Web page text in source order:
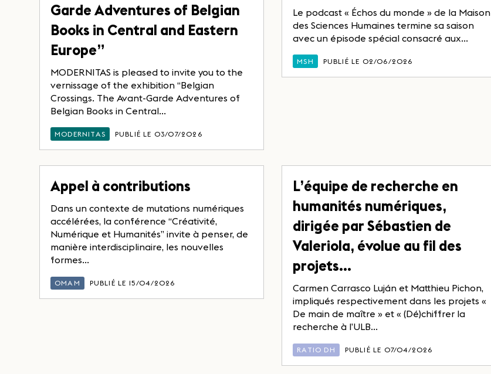
Garde Adventures of Belgian
Books in Central and Eastern
Europe”
MODERNITAS is pleased to invite you to the
vernissage of the exhibition “Belgian
Crossings. The Avant-Garde Adventures of
Belgian Books in Central...
MODERNITAS PUBLIÉ LE 03/07/2026
Le podcast « Échos du monde » de la Maison
des Sciences Humaines termine sa saison
avec un épisode spécial consacré aux...
MSH PUBLIÉ LE 02/06/2026
Appel à contributions
Dans un contexte de mutations numériques
accélérées, la conférence “Créativité,
Numérique et Humanités” invite à penser, de
manière interdisciplinaire, les nouvelles
formes...
OMAM PUBLIÉ LE 15/04/2026
L’équipe de recherche en
humanités numériques,
dirigée par Sébastien de
Valeriola, évolue au fil des
projets…
Carmen Carrasco Luján et Matthieu Pichon,
impliqués respectivement dans les projets «
De main de maître » et « (Dé)chiffrer la
recherche à l’ULB...
RATIO DH PUBLIÉ LE 07/04/2026